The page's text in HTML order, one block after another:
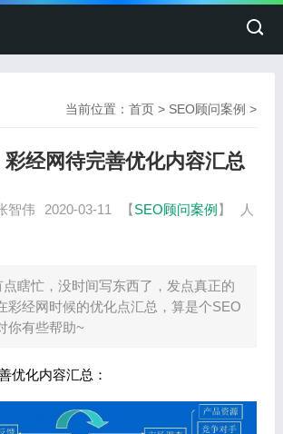
当前位置：首页 > SEO顾问案例 >
经网待完善优化内容汇总
智伟 2020-03-11 【SEO顾问案例】
人
瞎忙，没时间写东西了，发点真正的
彩经网时候的优化点汇总，算是个SEO
你有些帮助~
化内容汇总：